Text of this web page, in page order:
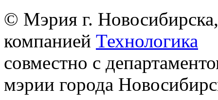
© Мэрия г.
компанией Технологика
совместно с
мэрии города